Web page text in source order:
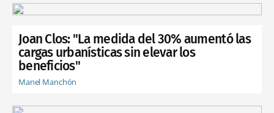
Joan Clos: "La medida del 30% aumentó las
cargas urbanísticas sin elevar los
beneficios"
Manel Manchón